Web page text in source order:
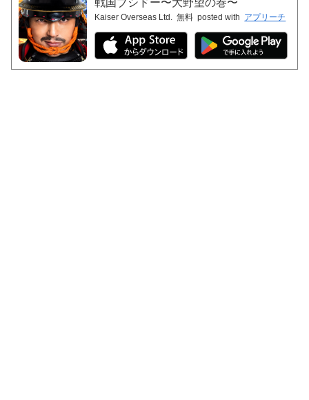
Kaiser Overseas Ltd. 無料 posted with アプリーチ